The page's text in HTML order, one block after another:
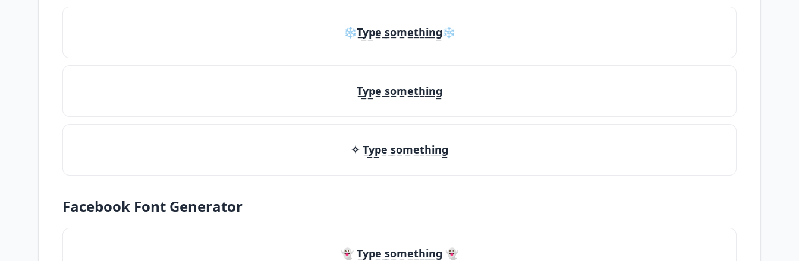
❄T̲y̲p̲e̲ ̲s̲o̲m̲e̲t̲h̲i̲n̲g̲❄
T̲y̲p̲e̲ ̲s̲o̲m̲e̲t̲h̲i̲n̲g̲
✧ T̲y̲p̲e̲ ̲s̲o̲m̲e̲t̲h̲i̲n̲g̲
Facebook Font Generator
👻 T̲y̲p̲e̲ ̲s̲o̲m̲e̲t̲h̲i̲n̲g̲ 👻